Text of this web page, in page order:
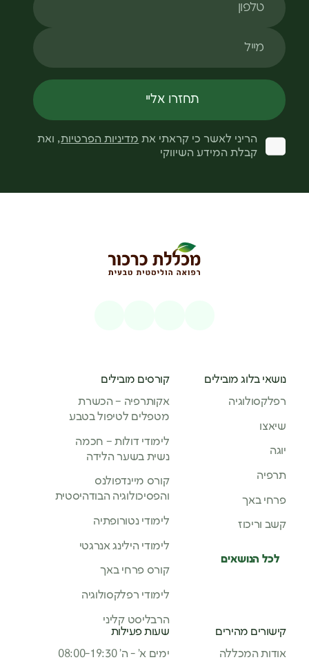
מייל
תחזרו אליי
הריני לאשר כי קראתי את מדיניות הפרטיות, ואת
קבלת המידע השיווקי
נושאי בלוג מובילים
רפלקסולוגיה
שיאצו
יוגה
תרפיה
פרחי באך
קשב וריכוז
לכל הנושאים
קורסים מובילים
אקותרפיה – הכשרת
מטפלים לטיפול בטבע
לימודי דולות – חכמה
נשית בשער הלידה
קורס מיינדפולנס
והפסיכולוגיה הבודהיסטית
לימודי נטורופתיה
לימודי הילינג אנרגטי
קורס פרחי באך
לימודי רפלקסולוגיה
הרבליסט קליני
קישורים מהירים
אודות המכללה
שעות פעילות
ימים א’ - ה’ 08:00-19:30